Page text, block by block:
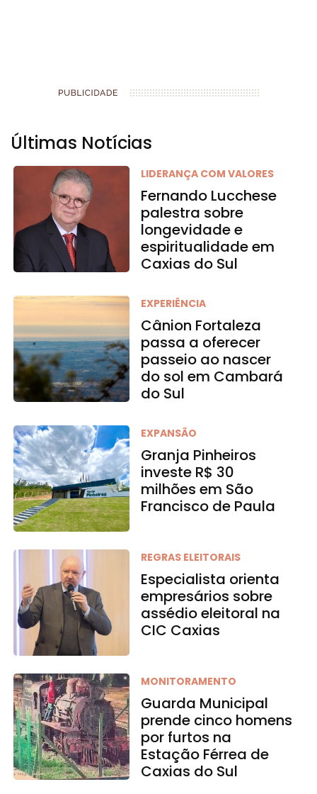
Últimas Notícias
LIDERANÇA COM VALORES
Fernando Lucchese
palestra sobre
longevidade e
espiritualidade em
Caxias do Sul
EXPERIÊNCIA
Cânion Fortaleza
passa a oferecer
passeio ao nascer
do sol em Cambará
do Sul
EXPANSÃO
Granja Pinheiros
investe R$ 30
milhões em São
Francisco de Paula
REGRAS ELEITORAIS
Especialista orienta
empresários sobre
assédio eleitoral na
CIC Caxias
MONITORAMENTO
Guarda Municipal
prende cinco homens
por furtos na
Estação Férrea de
Caxias do Sul